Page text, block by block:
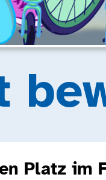
Platz im